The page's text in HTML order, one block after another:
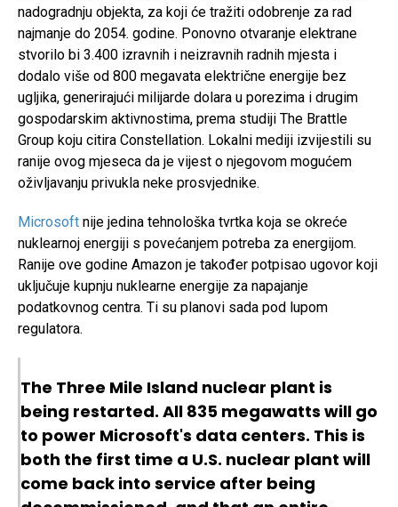
nadogradnju objekta, za koji će tražiti odobrenje za rad
najmanje do 2054. godine. Ponovno otvaranje elektrane
stvorilo bi 3.400 izravnih i neizravnih radnih mjesta i
dodalo više od 800 megavata električne energije bez
ugljika, generirajući milijarde dolara u porezima i drugim
gospodarskim aktivnostima, prema studiji The Brattle
Group koju citira Constellation. Lokalni mediji izvijestili su
ranije ovog mjeseca da je vijest o njegovom mogućem
oživljavanju privukla neke prosvjednike.
Microsoft nije jedina tehnološka tvrtka koja se okreće
nuklearnoj energiji s povećanjem potreba za energijom.
Ranije ove godine Amazon je također potpisao ugovor koji
uključuje kupnju nuklearne energije za napajanje
podatkovnog centra. Ti su planovi sada pod lupom
regulatora.
The Three Mile Island nuclear plant is
being restarted. All 835 megawatts will go
to power Microsoft's data centers. This is
both the first time a U.S. nuclear plant will
come back into service after being